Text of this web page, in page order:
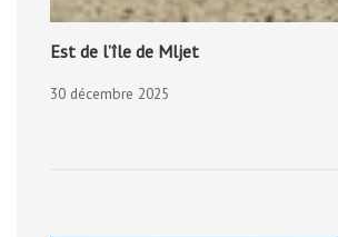
Est de l’île de Mljet
30 décembre 2025